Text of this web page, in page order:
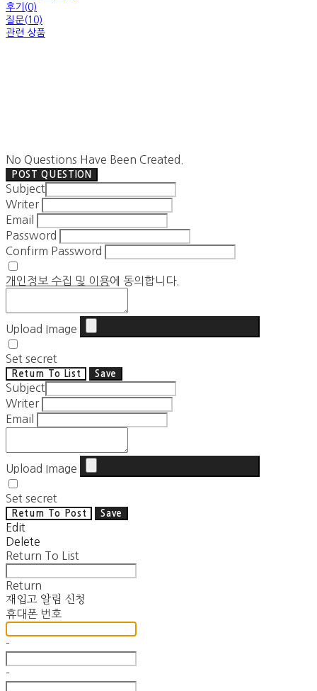
후기(0)
질문(10)
관련 상품
No Questions Have Been Created.
POST QUESTION
Subject
Writer
Email
Password
Confirm Password
개인정보 수집 및 이용에 동의합니다.
Upload Image
Set secret
Return To List Save
Subject
Writer
Email
Upload Image
Set secret
Return To Post Save
Edit
Delete
Return To List
Return
재입고 알림 신청
휴대폰 번호
-
-